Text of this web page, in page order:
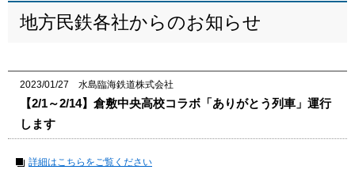
地方民鉄各社からのお知らせ
2023/01/27 水島臨海鉄道株式会社
【2/1～2/14】倉敷中央高校コラボ「ありがとう列車」運行
します
詳細はこちらをご覧ください